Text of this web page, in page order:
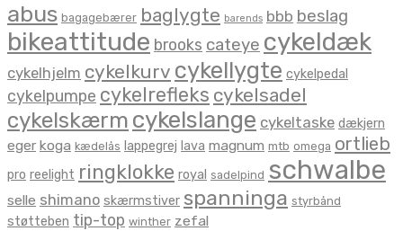
abus bagagebærer baglygte barends bbb beslag
bikeattitude brooks cateye cykeldæk
cykelhjelm cykelkurv cykellygte cykelpedal
cykelpumpe cykelrefleks cykelsadel
cykelskærm cykelslange cykeltaske dækjern
eger koga kædelås lappegrej lava magnum mtb omega ortlieb
pro reelight ringklokke royal sadelpind schwalbe
selle shimano skærmstiver spanninga styrbånd
støtteben tip-top winther zefal